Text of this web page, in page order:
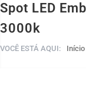
Spot LED
3000k
VOCÊ ESTÁ AQUI: Início